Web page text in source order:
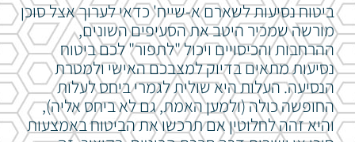
ביטוח נסיעות לשארם א-שייח' כדאי לערוך אצל סוכן
מורשה שמכיר היטב את הסעיפים השונים,
ההרחבות והכיסויים ויכול "לתפור" לכם ביטוח
נסיעות מתאים בדיוק למצבכם האישי ולמטרת
הנסיעה. העלות היא שולית לגמרי ביחס לעלות
החופשה כולה (ולמען האמת, גם לא ביחס אליה),
והיא זהה לחלוטין אם תרכשו את הביטוח באמצעות